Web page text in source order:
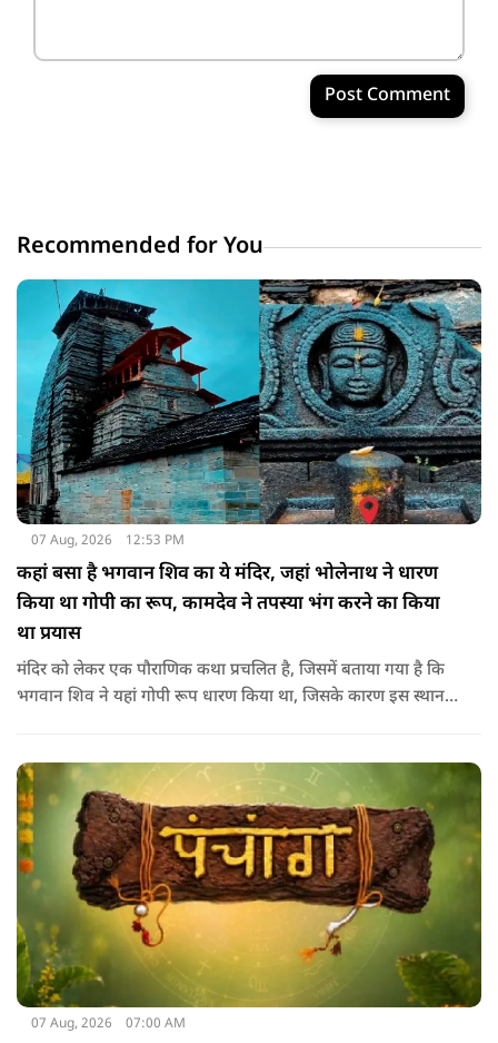
Post Comment
Recommended for You
07 Aug, 2026 12:53 PM
कहां बसा है भगवान शिव का ये मंदिर, जहां भोलेनाथ ने धारण
किया था गोपी का रूप, कामदेव ने तपस्या भंग करने का किया
था प्रयास
मंदिर को लेकर एक पौराणिक कथा प्रचलित है, जिसमें बताया गया है कि
भगवान शिव ने यहां गोपी रूप धारण किया था, जिसके कारण इस स्थान
07 Aug, 2026 07:00 AM